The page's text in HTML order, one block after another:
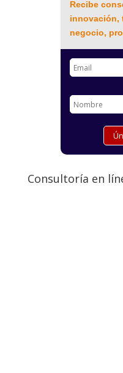
Recibe
innovación,
negocio,
Consultoría en